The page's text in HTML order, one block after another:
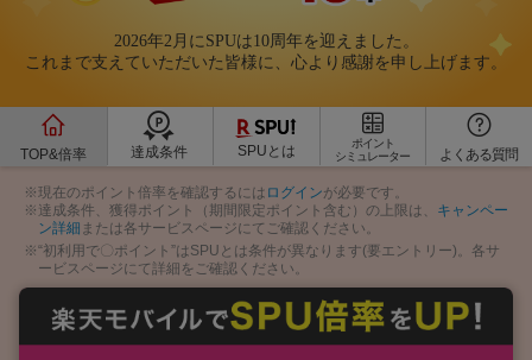
2026年2月にSPUは10周年を迎えました。
これまで支えていただいた皆様に、心より感謝を申し上げます。
TOP&倍率 達成条件 SPUとは
ポイント
シミュレーター
よくある質問
※現在のポイント倍率を確認するには ログインが必要です。
※達成条件、獲得ポイント（期間限定ポイント含む）の上限は、 キャンペー
ン詳細 または各サービスページにてご確認ください。
※“初利用で〇ポイント”はSPUとは条件が異なります(要エントリー)。各サ
ービスページにて詳細をご確認ください。